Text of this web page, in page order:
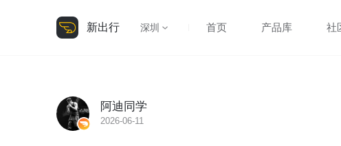
新出行 深圳 首页 产品库 社
阿迪同学
2026-06-11